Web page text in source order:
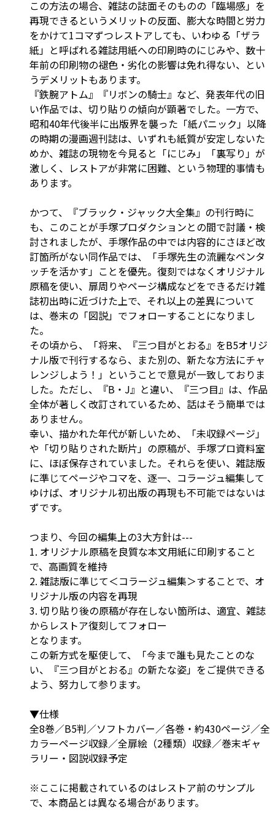
この方法の場合、雑誌の誌面そのものの「臨場感」を
再現できるというメリットの反面、膨大な時間と労力
をかけて1コマずつレストアしても、いわゆる「ザラ
紙」と呼ばれる雑誌用紙への印刷時のにじみや、数十
年前の印刷物の褪色・劣化の影響は免れ得ない、とい
うデメリットもあります。
『鉄腕アトム』『リボンの騎士』など、発表年代の旧
い作品では、切り貼りの傾向が顕著でした。一方で、
昭和40年代後半に出版界を襲った「紙パニック」以降
の時期の漫画週刊誌は、いずれも紙質が安定しないた
めか、雑誌の現物を今見ると「にじみ」「裏写り」が
激しく、レストアが非常に困難、という物理的事情も
あります。
かつて、『ブラック・ジャック大全集』の刊行時に
も、このことが手塚プロダクションとの間で討議・検
討されましたが、手塚作品の中では内容的にさほど改
訂箇所がない同作品では、「手塚先生の流麗なペンタ
ッチを活かす」ことを優先。復刻ではなくオリジナル
原稿を使い、扉周りやページ構成などをできるだけ雑
誌初出時に近づけた上で、それ以上の差異について
は、巻末の「図説」でフォローすることになりまし
た。
その頃から、「将来、『三つ目がとおる』をB5オリジ
ナル版で刊行するなら、また別の、新たな方法にチャ
レンジしよう！」ということで意見が一致しておりま
した。ただし、『B・J』と違い、『三つ目』は、作品
全体が著しく改訂されているため、話はそう簡単では
ありません。
幸い、描かれた年代が新しいため、「未収録ページ」
や「切り貼りされた断片」の原稿が、手塚プロ資料室
に、ほぼ保存されていました。それらを使い、雑誌版
に準じてページやコマを、逐一、コラージュ編集して
ゆけば、オリジナル初出版の再現も不可能ではないは
ずです。
つまり、今回の編集上の3大方針は---
1. オリジナル原稿を良質な本文用紙に印刷すること
で、高画質を維持
2. 雑誌版に準じて＜コラージュ編集＞することで、オ
リジナル版の内容を再現
3. 切り貼り後の原稿が存在しない箇所は、適宜、雑誌
からレストア復刻してフォロー
となります。
この新方式を駆使して、「今まで誰も見たことのな
い、『三つ目がとおる』の新たな姿」をご提供できる
よう、努力して参ります。
▼仕様
全8巻／B5判／ソフトカバー／各巻・約430ページ／全
カラーページ収録／全扉絵（2種類）収録／巻末ギャ
ラリー・図説収録予定
※ここに掲載されているのはレストア前のサンプル
で、本商品とは異なる場合があります。